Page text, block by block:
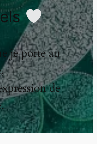
je porte au
de